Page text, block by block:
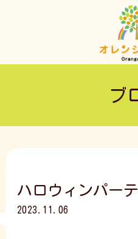
ブ
ハロウィンパー
2023.11.06